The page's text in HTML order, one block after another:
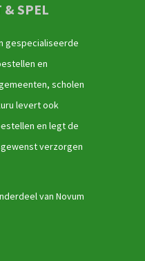
& SPEL
gespecialiseerde
en
scholen
levert ook
en legt de
verzorgen
van Novum